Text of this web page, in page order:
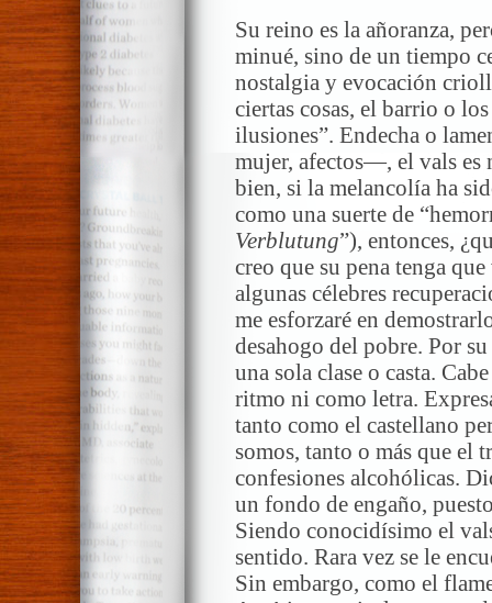
Su reino es la añoranza,
minué, sino de un tiempo
nostalgia y evocación
ciertas cosas, el barrio o
ilusiones”. Endecha o
mujer, afectos—, el vals es
bien, si la melancolía ha
como una suerte de
Verblutung”), entonces,
creo que su pena tenga
algunas célebres
me esforzaré en
desahogo del pobre. Por
una sola clase o casta.
ritmo ni como letra.
tanto como el castellano
somos, tanto o más que el
confesiones alcohólicas.
un fondo de engaño,
Siendo conocidísimo el
sentido. Rara vez se le
Sin embargo, como el